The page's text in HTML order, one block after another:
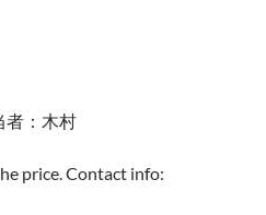
者：木村
price. Contact info: